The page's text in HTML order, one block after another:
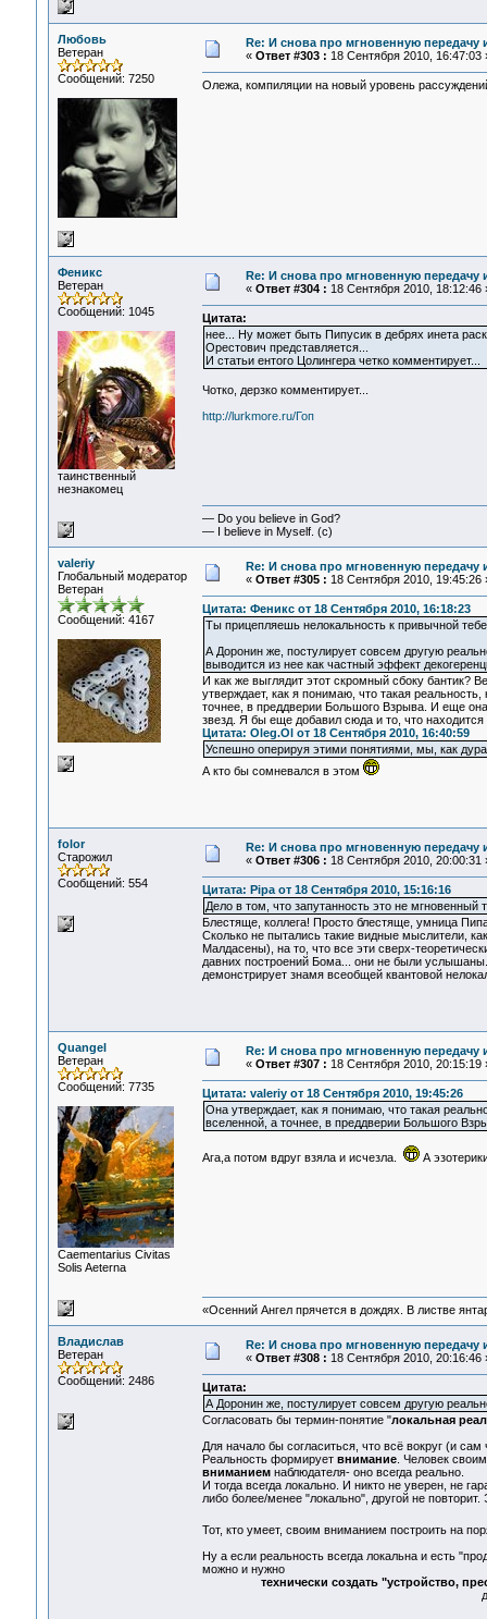
Любовь
Ветеран
Сообщений: 7250
Re: И снова про мгновенную
« Ответ #303 : 18 Сентября 2010, 16:47:03
Олежа, компиляции на новый уровень
Феникс
Ветеран
Сообщений: 1045
таинственный
незнакомец
Re: И снова про мгновенную
« Ответ #304 : 18 Сентября 2010, 18:12:46
Цитата:
нее... Ну может быть Пипусик в дебрях инета
Орестович представляется...
И статьи ентого Цолингера четко комментирует...
Чотко, дерзко комментирует...
http://lurkmore.ru/Гоп
— Do you believe in God?
— I believe in Myself. (c)
valeriy
Глобальный модератор
Ветеран
Сообщений: 4167
Re: И снова про мгновенную
« Ответ #305 : 18 Сентября 2010, 19:45:26
Цитата: Феникс от 18 Сентября 2010, 16:18:23
Ты прицепляешь нелокальность к привычной
А Доронин же, постулирует совсем другую
выводится из нее как частный эффект
И как же выглядит этот скромный сбоку бантик?
утверждает, как я понимаю, что такая
точнее, в преддверии Большого Взрыва. И еще
звезд. Я бы еще добавил сюда и то, что
Цитата: Oleg.Ol от 18 Сентября 2010, 16:40:59
Успешно оперируя этими понятиями, мы, как
А кто бы сомневался в этом
folor
Старожил
Сообщений: 554
Re: И снова про мгновенную
« Ответ #306 : 18 Сентября 2010, 20:00:31
Цитата: Pipa от 18 Сентября 2010, 15:16:16
Дело в том, что запутанность это не
Блестяще, коллега! Просто блестяще, умница
Сколько не пытались такие видные мыслители,
Малдасены), на то, что все эти сверх-
давних построений Бома... они не были
демонстрирует знамя всеобщей квантовой
Quangel
Ветеран
Сообщений: 7735
Сaementarius Civitas
Solis Aeterna
Re: И снова про мгновенную
« Ответ #307 : 18 Сентября 2010, 20:15:19
Цитата: valeriy от 18 Сентября 2010, 19:45:26
Она утверждает, как я понимаю, что такая
вселенной, а точнее, в преддверии Большого
Ага,а потом вдруг взяла и исчезла. А
«Осенний Ангел прячется в дождях. В листве
Владислав
Ветеран
Сообщений: 2486
Re: И снова про мгновенную
« Ответ #308 : 18 Сентября 2010, 20:16:46
Цитата:
А Доронин же, постулирует совсем другую
Согласовать бы термин-понятие "локальная
Для начало бы согласиться, что всё вокруг (и сам
Реальность формирует внимание. Человек
вниманиемнаблюдателя- оно всегда реально.
И тогда всегда локально. И никто не уверен, не
либо более/менее "локально", другой не
Тот, кто умеет, своим вниманием построить на
Ну а если реальность всегда локальна и есть
можно и нужно
технически создать "устройство,